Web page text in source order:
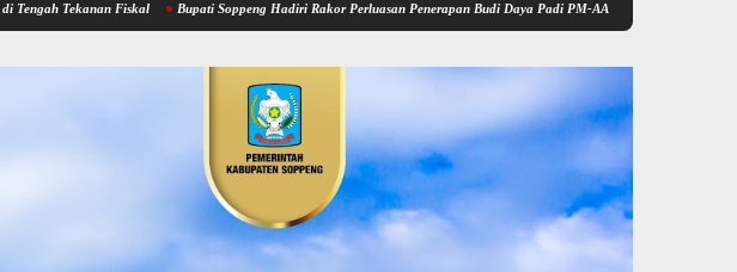
Bupati Soppeng Hadiri Rakor Perluasan Penerapan Budi Daya Padi PM-AAS Kementerian Pertanian Gelar Sosialisasi